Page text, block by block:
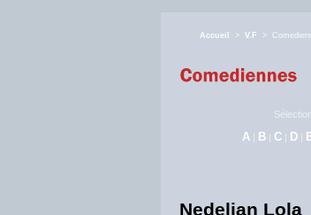
Accueil > V.F >
A | B | C | D |
Nedelian Lola